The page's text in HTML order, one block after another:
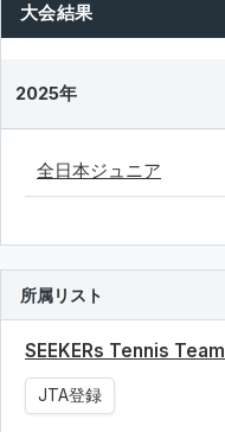
大会結果
2025年
全日本ジュニア
所属リスト
SEEKERs Tennis Team
JTA登録